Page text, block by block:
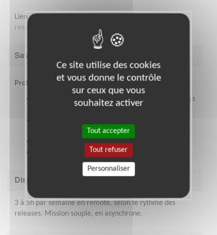
Lien d'accès à notre site web:
responsable.com)
Savoir être & compétences
Profil recherché
Rigueur, sens du détail et envie de repérer les bugs
plus, mais pas indispensable
Aucune compétence en développement requise
Sensibilité aux enjeux écologiques
Disponibilité demandée
3 à 5h par semaine en remote, selon le rythme des
releases. Mission souple, en asynchrone.
Ce site utilise des cookies
et vous donne le contrôle
sur ceux que vous
souhaitez activer
Tout accepter
Tout refuser
Personnaliser